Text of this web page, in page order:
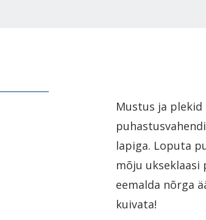
Mustus ja
lapiga. Loputa
mõju ukseklaasi
eemalda nõrga
kuivata!